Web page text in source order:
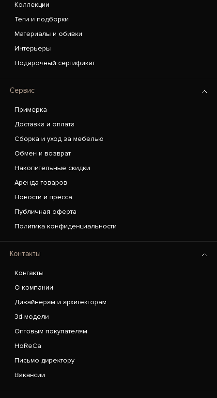
Коллекции
Теги и подборки
Материалы и обивки
Интерьеры
Подарочный сертификат
Сервис
Примерка
Доставка и оплата
Сборка и уход за мебелью
Обмен и возврат
Накопительные скидки
Аренда товаров
Новости и пресса
Публичная оферта
Политика конфиденциальности
Контакты
Контакты
О компании
Дизайнерам и архитекторам
3d-модели
Оптовым покупателям
HoReCa
Письмо директору
Вакансии